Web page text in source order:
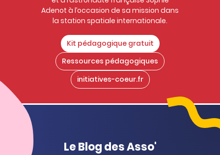
Adenot à l’occasion de sa mission dans
la station spatiale internationale.
Kit pédagogique gratuit
Ressources pédagogiques
initiatives-coeur.fr
Le Blog des Asso'